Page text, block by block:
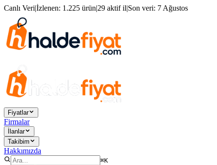
Canlı Veri|İzlenen: 1.225 ürün|29 aktif il|Son veri: 7 Ağustos
Fiyatlar
Firmalar
İlanlar
Takibim
Hakkımızda
⌘K